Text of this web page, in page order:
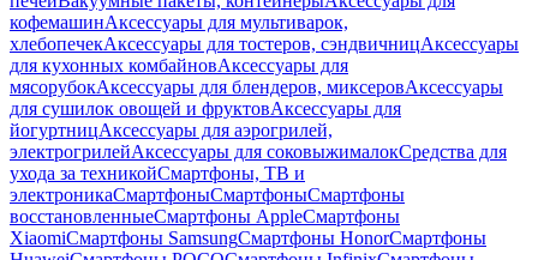
кофемашинАксессуары для мультиварок,
хлебопечекАксессуары для тостеров, сэндвичницАксессуары
для кухонных комбайновАксессуары для
мясорубокАксессуары для блендеров, миксеровАксессуары
для сушилок овощей и фруктовАксессуары для
йогуртницАксессуары для аэрогрилей,
электрогрилейАксессуары для соковыжималокСредства для
ухода за техникойСмартфоны, ТВ и
электроникаСмартфоныСмартфоныСмартфоны
восстановленныеСмартфоны AppleСмартфоны
XiaomiСмартфоны SamsungСмартфоны HonorСмартфоны